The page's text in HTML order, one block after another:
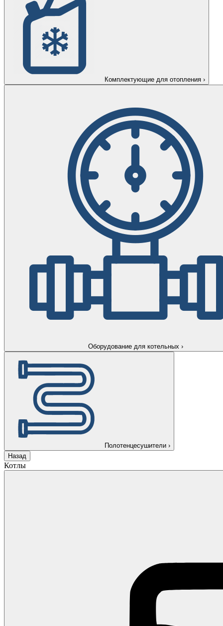
Комплектующие для отопления ›
Оборудование для котельных ›
Полотенцесушители ›
Назад
Котлы